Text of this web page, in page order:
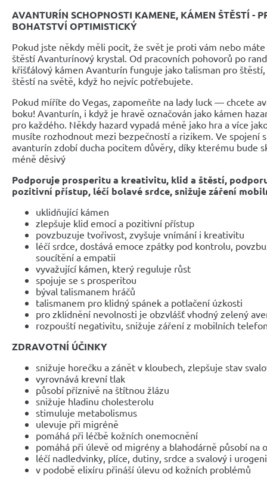
AVANTURÍN SCHOPNOSTI KAMENE, KÁMEN ŠTĚSTÍ -
BOHATSTVÍ OPTIMISTICKÝ
Pokud jste někdy měli pocit, že svět je proti vám nebo
štěstí Avanturínový krystal. Od pracovních pohovorů po
křišťálový kámen Avanturín funguje jako talisman pro
štěstí na světě, když ho nejvíc potřebujete.
Pokud míříte do Vegas, zapomeňte na lady luck — chcete
boku! Avanturín, i když je hravě označován jako kámen
pro každého. Někdy hazard vypadá méně jako hra a více
musíte rozhodnout mezi bezpečností a rizikem. Ve spojení
avanturín zdobí ducha pocitem důvěry, díky kterému bude
méně děsivý
Podporuje prosperitu a kreativitu, klid a štěstí,
pozitivní přístup, léčí bolavé srdce, snižuje záření
uklidňující kámen
zlepšuje klid emocí a pozitivní přístup
povzbuzuje tvořivost, zvyšuje vnímání i kreativitu
léčí srdce, dostává emoce zpátky pod kontrolu,
soucítění a empatii
vyvažující kámen, který reguluje růst
spojuje se s prosperitou
býval talismanem hráčů
talismanem pro klidný spánek a potlačení úzkosti
pro zklidnění nevolnosti je obzvlášť vhodný zelený
rozpouští negativitu, snižuje záření z mobilních
ZDRAVOTNÍ ÚČINKY
snižuje horečku a zánět v kloubech, zlepšuje stav
vyrovnává krevní tlak
působí příznivě na štítnou žlázu
snižuje hladinu cholesterolu
stimuluje metabolismus
ulevuje při migréně
pomáhá při léčbě kožních onemocnění
pomáhá při úlevě od migrény a blahodárně působí na
léčí nadledvinky, plíce, dutiny, srdce a svalový i
v podobě elixíru přináší úlevu od kožních problémů